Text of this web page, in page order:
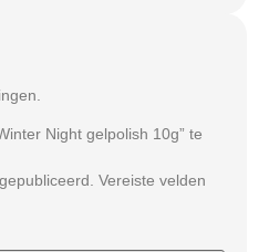
Night gelpolish 10g” te
Vereiste velden